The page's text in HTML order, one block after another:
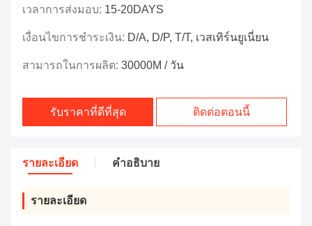
เวลาการส่งมอบ: 15-20DAYS
เงื่อนไขการชำระเงิน: D/A, D/P, T/T, เวสเทิร์นยูเนี่ยน
สามารถในการผลิต: 30000M / วัน
รับราคาที่ดีที่สุด ติดต่อตอนนี้
รายละเอียด คําอธิบาย
รายละเอียด